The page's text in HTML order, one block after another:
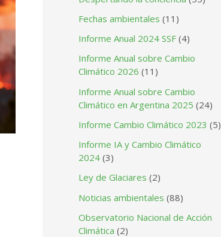
Fechas ambientales (11)
Informe Anual 2024 SSF (4)
Informe Anual sobre Cambio
Climático 2026 (11)
Informe Anual sobre Cambio
Climático en Argentina 2025 (24)
Informe Cambio Climático 2023 (5)
Informe IA y Cambio Climático
2024 (3)
Ley de Glaciares (2)
Noticias ambientales (88)
Observatorio Nacional de Acción
Climática (2)